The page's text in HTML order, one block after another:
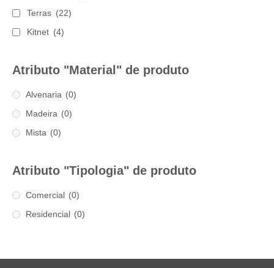
Terras (22)
Kitnet (4)
Atributo "Material" de produto
Alvenaria (0)
Madeira (0)
Mista (0)
Atributo "Tipologia" de produto
Comercial (0)
Residencial (0)